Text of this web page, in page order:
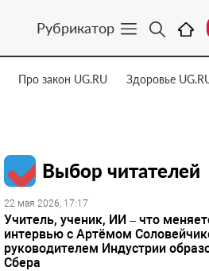
Рубрикатор
Про закон UG.RU Здоровье
Выбор читателей
22 мая 2026, 17:17
Учитель, ученик, ИИ – что
интервью с Артёмом
руководителем Индустрии
Сбера